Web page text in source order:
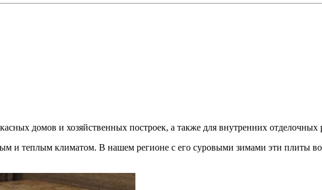
домов и хозяйственных построек, а также для внутренних отделочных
и теплым климатом. В нашем регионе с его суровыми зимами эти плиты